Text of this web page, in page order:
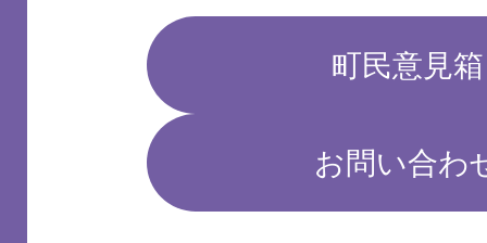
町民意見箱
お問い合わ